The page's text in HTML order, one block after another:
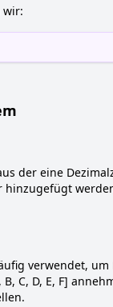
wir:
der eine
hinzugefügt
verwendet,
C, D, E, F]